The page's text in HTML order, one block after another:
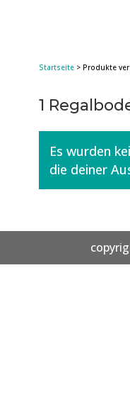
Startseite> Produkte
1
Es wurden
die deiner